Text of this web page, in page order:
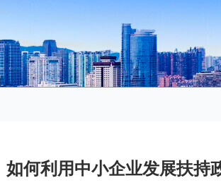
如何利用中小企业发展扶持